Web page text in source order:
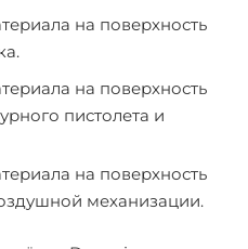
на поверхность
на поверхность
пистолета и
на поверхность
механизации.